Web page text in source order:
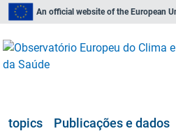
An official website of the European
topics Publicações e dados